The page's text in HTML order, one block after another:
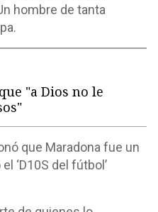
hombre de tanta
"a Dios no le
que Maradona fue un
‘D10S del fútbol’